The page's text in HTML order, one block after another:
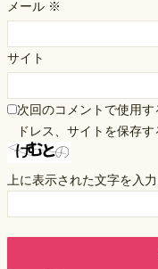
メール ※
サイト
次回のコメントで使用
ドレス、サイトを保存す
上に表示された文字を入